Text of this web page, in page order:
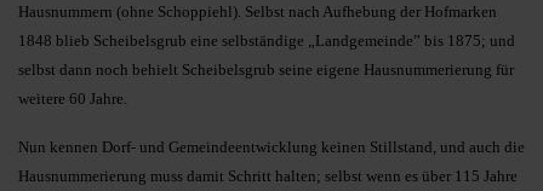
Hausnummern (ohne Schoppiehl). Selbst nach Aufhebung der Hofmarken
1848 blieb Scheibelsgrub eine selbständige „Landgemeinde” bis 1875; und
selbst dann noch behielt Scheibelsgrub seine eigene Hausnummerierung für
weitere 60 Jahre.
Nun kennen Dorf- und Gemeindeentwicklung keinen Stillstand, und auch die
Hausnummerierung muss damit Schritt halten; selbst wenn es über 115 Jahre